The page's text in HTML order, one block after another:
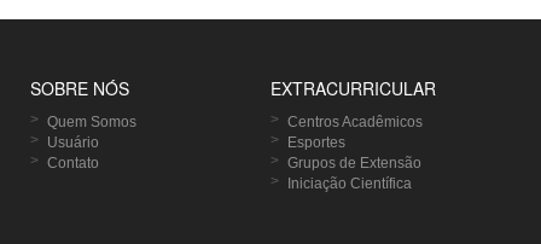
SOBRE NÓS
Quem Somos
Usuário
Contato
EXTRACURRICULAR
Centros Acadêmicos
Esportes
Grupos de Extensão
Iniciação Científica